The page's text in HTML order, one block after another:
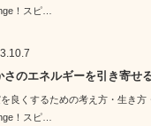
！スピ…
さのエネルギーを引き寄せ
良くするための考え方・生き方
！スピ…